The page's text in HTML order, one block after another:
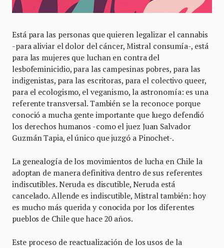
Está para las personas que quieren legalizar el cannabis
-para aliviar el dolor del cáncer, Mistral consumía-, está
para las mujeres que luchan en contra del
lesbofeminicidio, para las campesinas pobres, para las
indigenistas, para las escritoras, para el colectivo queer,
para el ecologismo, el veganismo, la astronomía: es una
referente transversal. También se la reconoce porque
conoció a mucha gente importante que luego defendió
los derechos humanos -como el juez Juan Salvador
Guzmán Tapia, el único que juzgó a Pinochet-.
La genealogía de los movimientos de lucha en Chile la
adoptan de manera definitiva dentro de sus referentes
indiscutibles. Neruda es discutible, Neruda está
cancelado. Allende es indiscutible, Mistral también: hoy
es mucho más querida y conocida por los diferentes
pueblos de Chile que hace 20 años.
Este proceso de reactualización de los usos de la